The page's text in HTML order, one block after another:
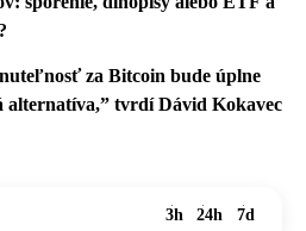
za Bitcoin bude úplne
alternatíva,” tvrdí Dávid Kokavec
3h 24h 7d